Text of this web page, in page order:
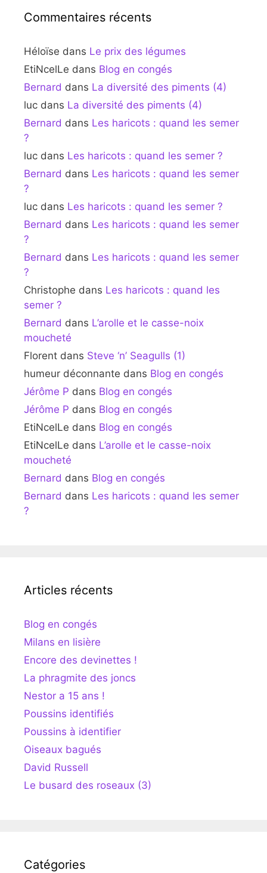
Commentaires récents
Héloïse dans Le prix des légumes
EtiNcelLe dans Blog en congés
Bernard dans La diversité des piments (4)
luc dans La diversité des piments (4)
Bernard dans Les haricots : quand les semer
?
luc dans Les haricots : quand les semer ?
Bernard dans Les haricots : quand les semer
?
luc dans Les haricots : quand les semer ?
Bernard dans Les haricots : quand les semer
?
Bernard dans Les haricots : quand les semer
?
Christophe dans Les haricots : quand les
semer ?
Bernard dans L’arolle et le casse-noix
moucheté
Florent dans Steve ‘n’ Seagulls (1)
humeur déconnante dans Blog en congés
Jérôme P dans Blog en congés
Jérôme P dans Blog en congés
EtiNcelLe dans Blog en congés
EtiNcelLe dans L’arolle et le casse-noix
moucheté
Bernard dans Blog en congés
Bernard dans Les haricots : quand les semer
?
Articles récents
Blog en congés
Milans en lisière
Encore des devinettes !
La phragmite des joncs
Nestor a 15 ans !
Poussins identifiés
Poussins à identifier
Oiseaux bagués
David Russell
Le busard des roseaux (3)
Catégories